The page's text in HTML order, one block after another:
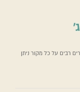
רבים על כל מקור ניתן